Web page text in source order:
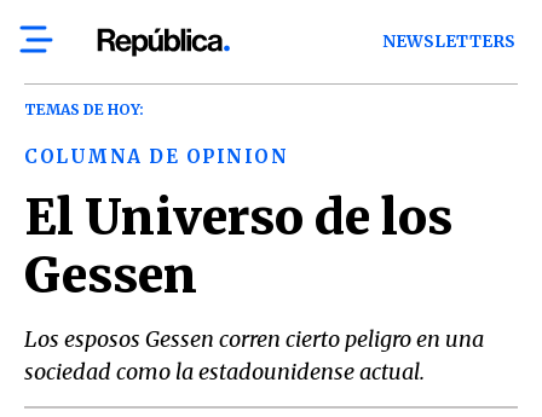
NEWSLETTERS
TEMAS DE HOY:
COLUMNA DE OPINION
El Universo de los
Gessen
Los esposos Gessen corren cierto peligro en una
sociedad como la estadounidense actual.